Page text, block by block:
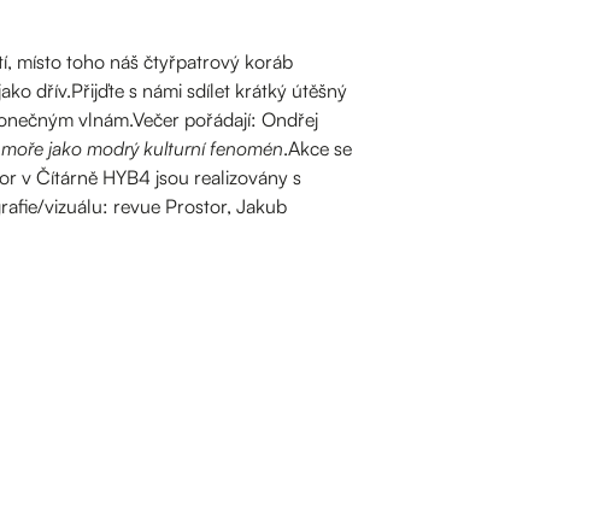
místo toho náš čtyřpatrový koráb
dřív.Přijďte s námi sdílet krátký útěšný
vlnám.Večer pořádají: Ondřej
jako modrý kulturní fenomén.Akce se
v Čítárně HYB4 jsou realizovány s
vizuálu: revue Prostor, Jakub